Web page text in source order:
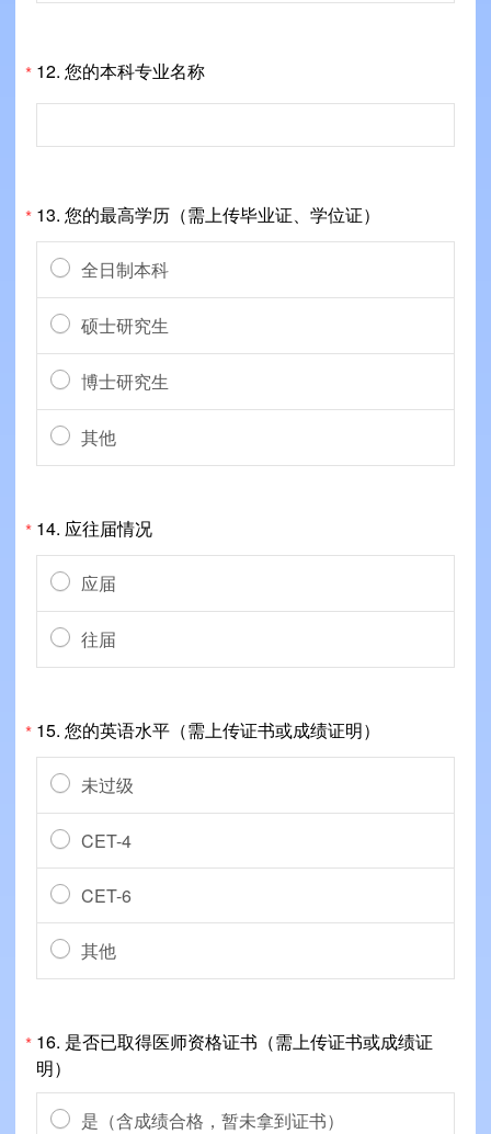
* 12. 您的本科专业名称
* 13. 您的最高学历（需上传毕业证、学位证）
全日制本科
硕士研究生
博士研究生
其他
* 14. 应往届情况
应届
往届
* 15. 您的英语水平（需上传证书或成绩证明）
未过级
CET-4
CET-6
其他
* 16. 是否已取得医师资格证书（需上传证书或成绩证
明）
是（含成绩合格，暂未拿到证书）